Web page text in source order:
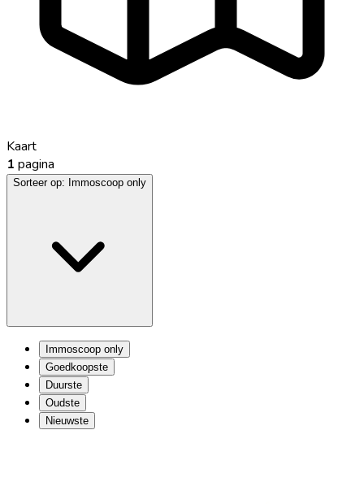
Kaart
1 pagina
Sorteer op: Immoscoop only
Immoscoop only
Goedkoopste
Duurste
Oudste
Nieuwste